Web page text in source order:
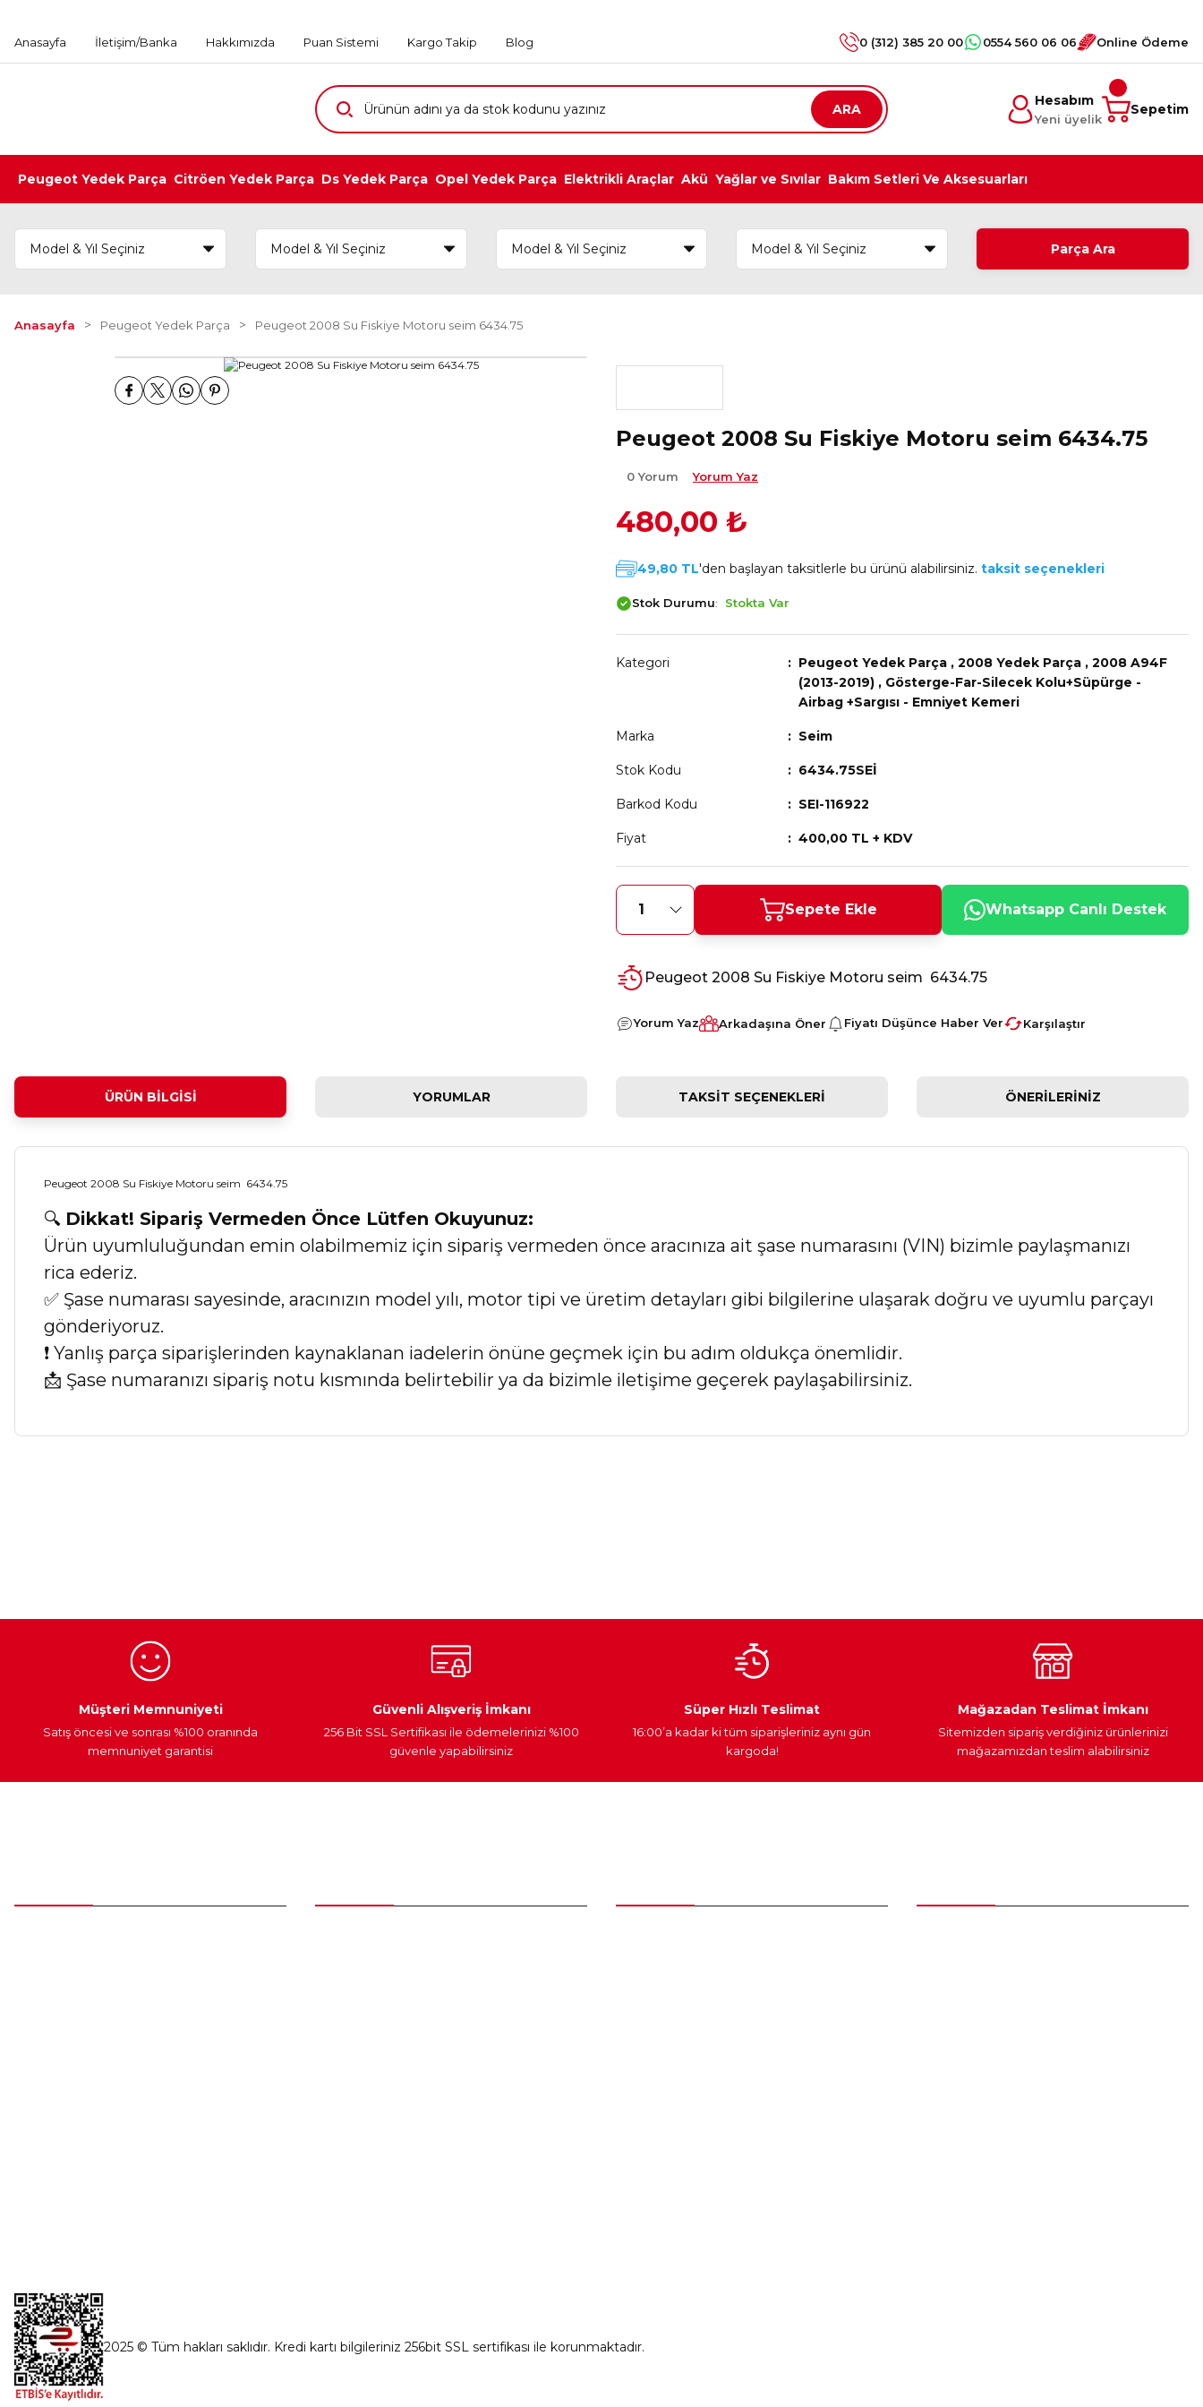
Anasayfa İletişim/Banka Hakkımızda Puan Sistemi Kargo Takip Blog 0 (312) 385 20 00 0554 560 06 06 Online Ödeme
ARA
Hesabım
Yeni üyelik
Sepetim
Peugeot Yedek Parça Citröen Yedek Parça Ds Yedek Parça Opel Yedek Parça Elektrikli Araçlar Akü Yağlar ve Sıvılar Bakım Setleri Ve Aksesuarları
Parça Ara
Anasayfa Peugeot Yedek Parça Peugeot 2008 Su Fiskiye Motoru seim 6434.75
Peugeot 2008 Su Fiskiye Motoru seim 6434.75
0 Yorum Yorum Yaz
480,00 ₺
49,80 TL'den başlayan taksitlerle bu ürünü alabilirsiniz. taksit seçenekleri
Stok Durumu Stokta Var
Kategori Peugeot Yedek Parça , 2008 Yedek Parça , 2008 A94F
(2013-2019) , Gösterge-Far-Silecek Kolu+Süpürge -
Airbag +Sargısı - Emniyet Kemeri
Marka Seim
Stok Kodu 6434.75SEİ
Barkod Kodu SEI-116922
Fiyat 400,00 TL + KDV
Sepete Ekle Whatsapp Canlı Destek
Peugeot 2008 Su Fiskiye Motoru seim 6434.75
Yorum Yaz Arkadaşına Öner Fiyatı Düşünce Haber Ver Karşılaştır
ÜRÜN BILGISI YORUMLAR TAKSIT SEÇENEKLERI ÖNERILERINIZ
Peugeot 2008 Su Fiskiye Motoru seim 6434.75
🔍 Dikkat! Sipariş Vermeden Önce Lütfen Okuyunuz:
Ürün uyumluluğundan emin olabilmemiz için sipariş vermeden önce aracınıza ait şase numarasını (VIN) bizimle paylaşmanızı
rica ederiz.
✅ Şase numarası sayesinde, aracınızın model yılı, motor tipi ve üretim detayları gibi bilgilerine ulaşarak doğru ve uyumlu parçayı
gönderiyoruz.
❗ Yanlış parça siparişlerinden kaynaklanan iadelerin önüne geçmek için bu adım oldukça önemlidir.
📩 Şase numaranızı sipariş notu kısmında belirtebilir ya da bizimle iletişime geçerek paylaşabilirsiniz.
Egzoz Sistemi Ateşleme Sistemi Araç Farları Yedek Parça
Müşteri Memnuniyeti
Satış öncesi ve sonrası %100 oranında
memnuniyet garantisi
Güvenli Alışveriş İmkanı
256 Bit SSL Sertifikası ile ödemelerinizi %100
güvenle yapabilirsiniz
Süper Hızlı Teslimat
16:00’a kadar ki tüm siparişleriniz aynı gün
kargoda!
Mağazadan Teslimat İmkanı
Sitemizden sipariş verdiğiniz ürünlerinizi
mağazamızdan teslim alabilirsiniz
2025 © Tüm hakları saklıdır. Kredi kartı bilgileriniz 256bit SSL sertifikası ile korunmaktadır.